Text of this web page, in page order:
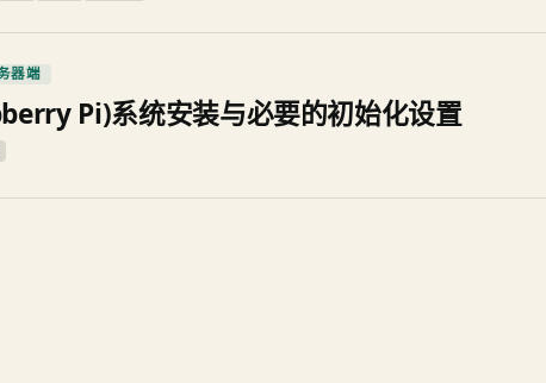
器端
Pi)系统安装与必要的初始化设置